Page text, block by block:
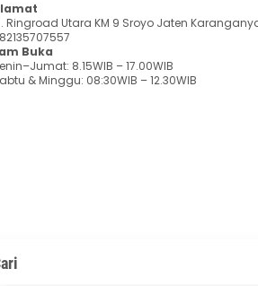
Ringroad Utara KM 9 Sroyo Jaten
Buka
8.15WIB – 17.00WIB
& Minggu: 08:30WIB – 12.30WIB